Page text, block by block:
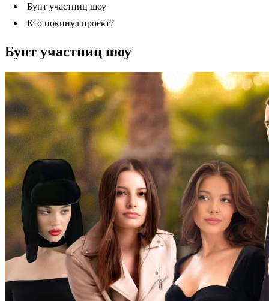
Бунт участниц шоу
Кто покинул проект?
Бунт участниц шоу